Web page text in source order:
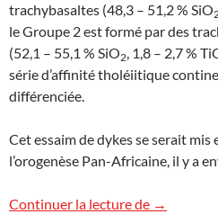
trachybasaltes (48,3 – 51,2 % SiO
le Groupe 2 est formé par des
(52,1 – 55,1 % SiO2, 1,8 – 2,7 %
série d’affinité tholéiitique
différenciée.
Cet essaim de dykes se serait mis
l’orogenèse Pan-Africaine, il y a
Continuer la lecture de Filons
→